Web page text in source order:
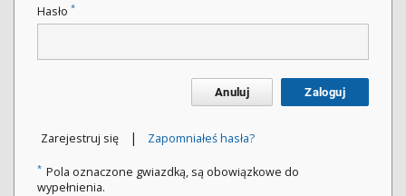
Hasło *
Anuluj Zaloguj
Zarejestruj się | Zapomniałeś hasła?
* Pola oznaczone gwiazdką, są obowiązkowe do
wypełnienia.